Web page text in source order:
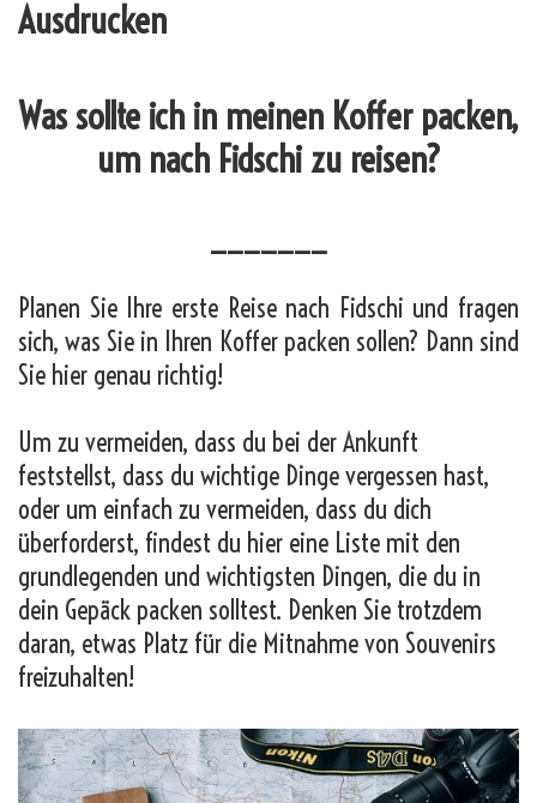
Ausdrucken
Was sollte ich in meinen Koffer packen,
um nach Fidschi zu reisen?
Planen Sie Ihre erste Reise nach Fidschi und fragen
sich, was Sie in Ihren Koffer packen sollen? Dann sind
Sie hier genau richtig!
Um zu vermeiden, dass du bei der Ankunft
feststellst, dass du wichtige Dinge vergessen hast,
oder um einfach zu vermeiden, dass du dich
überforderst, findest du hier eine Liste mit den
grundlegenden und wichtigsten Dingen, die du in
dein Gepäck packen solltest. Denken Sie trotzdem
daran, etwas Platz für die Mitnahme von Souvenirs
freizuhalten!